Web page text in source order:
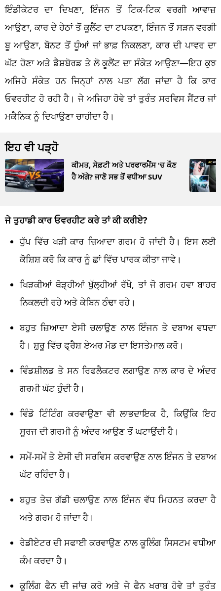
ਇੰਡੀਕੇਟਰ ਦਾ ਦਿਖਣਾ, ਇੰਜਨ ਤੋਂ ਟਿਕ-ਟਿਕ ਵਰਗੀ ਆਵਾਜ਼
ਆਉਣਾ, ਕਾਰ ਦੇ ਹੇਠਾਂ ਤੋਂ ਕੂਲੈਂਟ ਦਾ ਟਪਕਣਾ, ਇੰਜਨ ਤੋਂ ਸੜਨ ਵਰਗੀ
ਬੂ ਆਉਣਾ, ਬੋਨਟ ਤੋਂ ਧੂੰਆਂ ਜਾਂ ਭਾਫ਼ ਨਿਕਲਣਾ, ਕਾਰ ਦੀ ਪਾਵਰ ਦਾ
ਘੱਟ ਹੋਣਾ ਅਤੇ ਡੈਸ਼ਬੋਰਡ ਤੇ ਲੋ ਕੂਲੈਂਟ ਦਾ ਸੰਕੇਤ ਆਉਣਾ—ਇਹ ਕੁਝ
ਅਜਿਹੇ ਸੰਕੇਤ ਹਨ ਜਿਨ੍ਹਾਂ ਨਾਲ ਪਤਾ ਲੱਗ ਜਾਂਦਾ ਹੈ ਕਿ ਕਾਰ
ਓਵਰਹੀਟ ਹੋ ਰਹੀ ਹੈ। ਜੇ ਅਜਿਹਾ ਹੋਵੇ ਤਾਂ ਤੁਰੰਤ ਸਰਵਿਸ ਸੈਂਟਰ ਜਾਂ
ਮਕੈਨਿਕ ਨੂੰ ਦਿਖਾਉਣਾ ਚਾਹੀਦਾ ਹੈ।
ਇਹ ਵੀ ਪੜ੍ਹੋ
ਕੀਮਤ, ਸੇਫ਼ਟੀ ਅਤੇ ਪਰਫਾਰਮੈਂਸ 'ਚ ਕੌਣ
ਹੈ ਅੱਗੇ? ਜਾਣੋ ਸਭ ਤੋਂ ਵਧੀਆ SUV
ਜੇ ਤੁਹਾਡੀ ਕਾਰ ਓਵਰਹੀਟ ਕਰੇ ਤਾਂ ਕੀ ਕਰੀਏ?
ਧੁੱਪ ਵਿੱਚ ਖੜੀ ਕਾਰ ਜ਼ਿਆਦਾ ਗਰਮ ਹੋ ਜਾਂਦੀ ਹੈ। ਇਸ ਲਈ
ਕੋਸ਼ਿਸ਼ ਕਰੋ ਕਿ ਕਾਰ ਨੂੰ ਛਾਂ ਵਿੱਚ ਪਾਰਕ ਕੀਤਾ ਜਾਵੇ।
ਖਿੜਕੀਆਂ ਥੋੜ੍ਹੀਆਂ ਖੁੱਲ੍ਹੀਆਂ ਰੱਖੋ, ਤਾਂ ਜੋ ਗਰਮ ਹਵਾ ਬਾਹਰ
ਨਿਕਲਦੀ ਰਹੇ ਅਤੇ ਕੇਬਿਨ ਠੰਢਾ ਰਹੇ।
ਬਹੁਤ ਜ਼ਿਆਦਾ ਏਸੀ ਚਲਾਉਣ ਨਾਲ ਇੰਜਨ ਤੇ ਦਬਾਅ ਵਧਦਾ
ਹੈ। ਸ਼ੁਰੂ ਵਿੱਚ ਫ੍ਰੈਸ਼ ਏਅਰ ਮੋਡ ਦਾ ਇਸਤੇਮਾਲ ਕਰੋ।
ਵਿੰਡਸ਼ੀਲਡ ਤੇ ਸਨ ਰਿਫਲੈਕਟਰ ਲਗਾਉਣ ਨਾਲ ਕਾਰ ਦੇ ਅੰਦਰ
ਗਰਮੀ ਘੱਟ ਹੁੰਦੀ ਹੈ।
ਵਿੰਡੋ ਟਿੰਟਿੰਗ ਕਰਵਾਉਣਾ ਵੀ ਲਾਭਦਾਇਕ ਹੈ, ਕਿਉਂਕਿ ਇਹ
ਸੂਰਜ ਦੀ ਗਰਮੀ ਨੂੰ ਅੰਦਰ ਆਉਣ ਤੋਂ ਘਟਾਉਂਦੀ ਹੈ।
ਸਮੇਂ-ਸਮੇਂ ਤੇ ਏਸੀ ਦੀ ਸਰਵਿਸ ਕਰਵਾਉਣ ਨਾਲ ਇੰਜਨ ਤੇ ਦਬਾਅ
ਘੱਟ ਰਹਿੰਦਾ ਹੈ।
ਬਹੁਤ ਤੇਜ਼ ਗੱਡੀ ਚਲਾਉਣ ਨਾਲ ਇੰਜਨ ਵੱਧ ਮਿਹਨਤ ਕਰਦਾ ਹੈ
ਅਤੇ ਗਰਮ ਹੋ ਜਾਂਦਾ ਹੈ।
ਰੇਡੀਏਟਰ ਦੀ ਸਫਾਈ ਕਰਵਾਉਣ ਨਾਲ ਕੂਲਿੰਗ ਸਿਸਟਮ ਵਧੀਆ
ਕੰਮ ਕਰਦਾ ਹੈ।
ਕੂਲਿੰਗ ਫੈਨ ਦੀ ਜਾਂਚ ਕਰੋ ਅਤੇ ਜੇ ਫੈਨ ਖਰਾਬ ਹੋਵੇ ਤਾਂ ਤੁਰੰਤ